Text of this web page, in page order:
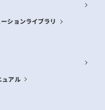
ションライブラリ
ュアル